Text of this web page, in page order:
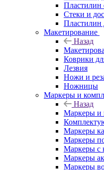
Пластилин
Стеки и
Пластилин
Макетирование
Назад
Коврики
Лезвия
Ножи и
Ножницы
Маркеры и
Назад
Маркеры и
Маркеры
Маркеры
Маркеры с
Маркеры
Маркеры